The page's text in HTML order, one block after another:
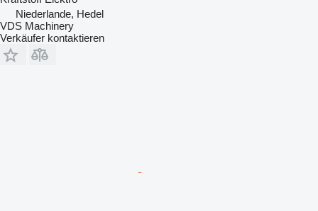
Niederlande, Hedel
VDS Machinery
Verkäufer kontaktieren